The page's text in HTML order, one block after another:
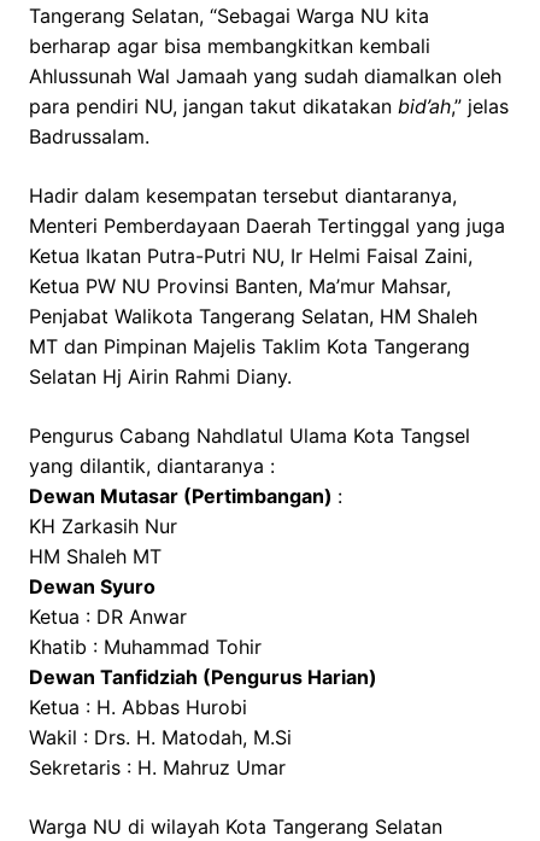
Tangerang Selatan, “Sebagai Warga NU kita
berharap agar bisa membangkitkan kembali
Ahlussunah Wal Jamaah yang sudah diamalkan oleh
para pendiri NU, jangan takut dikatakan bid’ah,” jelas
Badrussalam.
Hadir dalam kesempatan tersebut diantaranya,
Menteri Pemberdayaan Daerah Tertinggal yang juga
Ketua Ikatan Putra-Putri NU, Ir Helmi Faisal Zaini,
Ketua PW NU Provinsi Banten, Ma’mur Mahsar,
Penjabat Walikota Tangerang Selatan, HM Shaleh
MT dan Pimpinan Majelis Taklim Kota Tangerang
Selatan Hj Airin Rahmi Diany.
Pengurus Cabang Nahdlatul Ulama Kota Tangsel
yang dilantik, diantaranya :
Dewan Mutasar (Pertimbangan) :
KH Zarkasih Nur
HM Shaleh MT
Dewan Syuro
Ketua : DR Anwar
Khatib : Muhammad Tohir
Dewan Tanfidziah (Pengurus Harian)
Ketua : H. Abbas Hurobi
Wakil : Drs. H. Matodah, M.Si
Sekretaris : H. Mahruz Umar
Warga NU di wilayah Kota Tangerang Selatan